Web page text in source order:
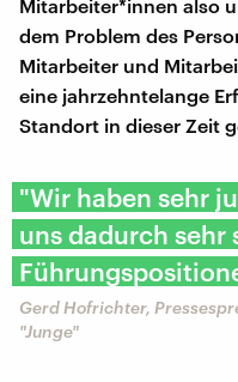
Mitarbeiter*innen also
dem Problem des
Mitarbeiter und
eine jahrzehntelange
Standort in dieser Zeit
"Wir haben sehr
uns dadurch sehr
Gerd Hofrichter,
"Junge"